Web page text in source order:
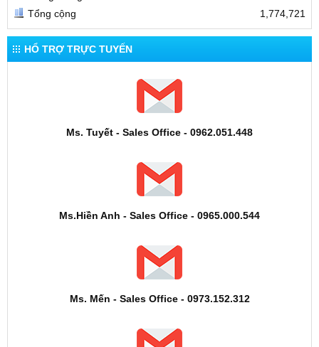
Tổng cộng
1,774,721
HỔ TRỢ TRỰC TUYẾN
Ms. Tuyết - Sales Office - 0962.051.448
Ms.Hiền Anh - Sales Office - 0965.000.544
Ms. Mến - Sales Office - 0973.152.312